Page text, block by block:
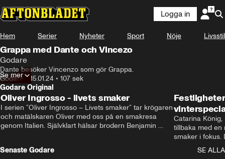
Logga in
Hem Serier Nyheter Sport Nöje Livsstil
Grappa med Dante och Vincezo
Godare
Dante besöker Vincenzo som gör Grappa.
Godare • 15.01.24 • 107 sek
Se mer
Godare Original
Oliver Ingrosso - livets smaker
I serien ”Oliver Ingrosso – Livets smaker” tar krögaren
och matälskaren Oliver med oss på en smakresa
genom Italien. Självklart hälsar brodern Benjamin
Catarina
tillbaka med en
smaker i fokus.
julfavoriter
Senaste Godare
SE ALLA